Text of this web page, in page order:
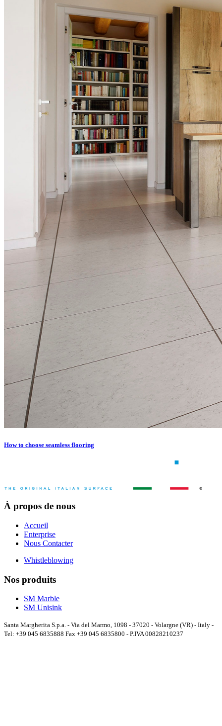
How to choose seamless flooring
À propos de nous
Accueil
Enterprise
Nous Contacter
Whistleblowing
Nos produits
SM Marble
SM Unisink
Santa Margherita S.p.a. - Via del Marmo, 1098 - 37020 - Volargne (VR) - Italy -
Tel: +39 045 6835888 Fax +39 045 6835800 - P.IVA 00828210237